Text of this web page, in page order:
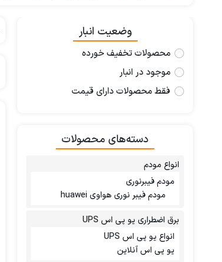
وضعیت انبار
محصولات تخفیف خورده
موجود در انبار
فقط محصولات دارای قیمت
دسته‌های محصولات
انواع مودم
مودم فیبرنوری
مودم فیبر نوری هواوی huawei
برق اضطراری یو پی اس UPS
انواع یو پی اس UPS
یو پی اس آنلاین